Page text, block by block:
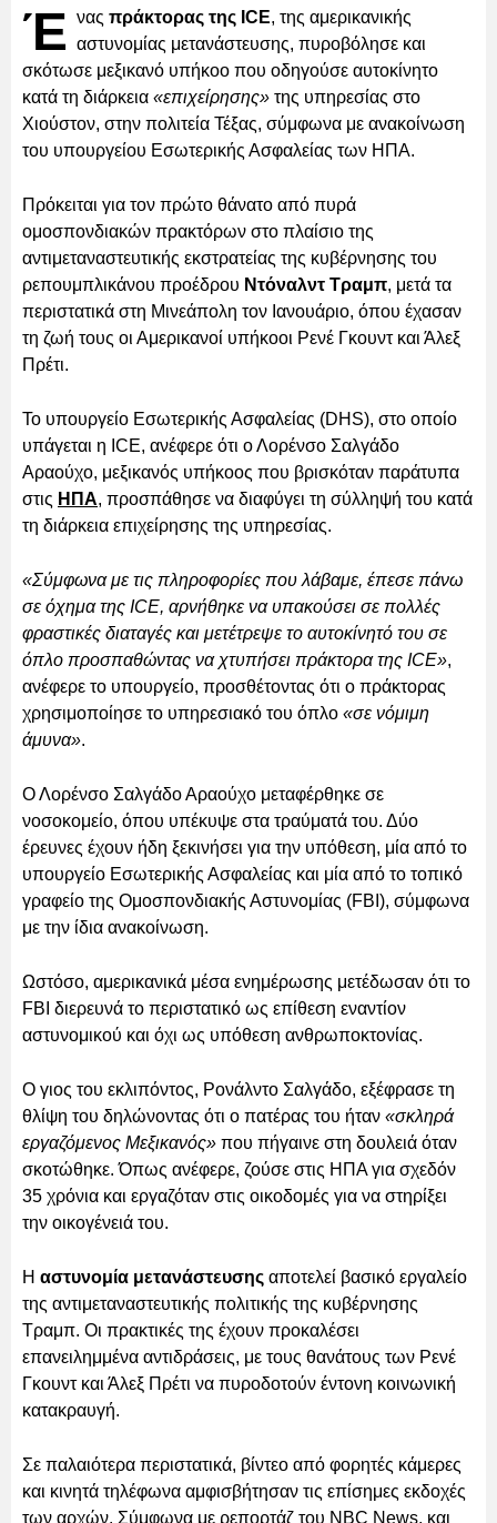
Έ νας πράκτορας της ICE, της αμερικανικής
αστυνομίας μετανάστευσης, πυροβόλησε και
σκότωσε μεξικανό υπήκοο που οδηγούσε αυτοκίνητο
κατά τη διάρκεια «επιχείρησης» της υπηρεσίας στο
Χιούστον, στην πολιτεία Τέξας, σύμφωνα με ανακοίνωση
του υπουργείου Εσωτερικής Ασφαλείας των ΗΠΑ.
Πρόκειται για τον πρώτο θάνατο από πυρά
ομοσπονδιακών πρακτόρων στο πλαίσιο της
αντιμεταναστευτικής εκστρατείας της κυβέρνησης του
ρεπουμπλικάνου προέδρου Ντόναλντ Τραμπ, μετά τα
περιστατικά στη Μινεάπολη τον Ιανουάριο, όπου έχασαν
τη ζωή τους οι Αμερικανοί υπήκοοι Ρενέ Γκουντ και Άλεξ
Πρέτι.
Το υπουργείο Εσωτερικής Ασφαλείας (DHS), στο οποίο
υπάγεται η ICE, ανέφερε ότι ο Λορένσο Σαλγάδο
Αραούχο, μεξικανός υπήκοος που βρισκόταν παράτυπα
στις ΗΠΑ, προσπάθησε να διαφύγει τη σύλληψή του κατά
τη διάρκεια επιχείρησης της υπηρεσίας.
«Σύμφωνα με τις πληροφορίες που λάβαμε, έπεσε πάνω
σε όχημα της ICE, αρνήθηκε να υπακούσει σε πολλές
φραστικές διαταγές και μετέτρεψε το αυτοκίνητό του σε
όπλο προσπαθώντας να χτυπήσει πράκτορα της ICE»,
ανέφερε το υπουργείο, προσθέτοντας ότι ο πράκτορας
χρησιμοποίησε το υπηρεσιακό του όπλο «σε νόμιμη
άμυνα».
Ο Λορένσο Σαλγάδο Αραούχο μεταφέρθηκε σε
νοσοκομείο, όπου υπέκυψε στα τραύματά του. Δύο
έρευνες έχουν ήδη ξεκινήσει για την υπόθεση, μία από το
υπουργείο Εσωτερικής Ασφαλείας και μία από το τοπικό
γραφείο της Ομοσπονδιακής Αστυνομίας (FBI), σύμφωνα
με την ίδια ανακοίνωση.
Ωστόσο, αμερικανικά μέσα ενημέρωσης μετέδωσαν ότι το
FBI διερευνά το περιστατικό ως επίθεση εναντίον
αστυνομικού και όχι ως υπόθεση ανθρωποκτονίας.
Ο γιος του εκλιπόντος, Ρονάλντο Σαλγάδο, εξέφρασε τη
θλίψη του δηλώνοντας ότι ο πατέρας του ήταν «σκληρά
εργαζόμενος Μεξικανός» που πήγαινε στη δουλειά όταν
σκοτώθηκε. Όπως ανέφερε, ζούσε στις ΗΠΑ για σχεδόν
35 χρόνια και εργαζόταν στις οικοδομές για να στηρίξει
την οικογένειά του.
Η αστυνομία μετανάστευσης αποτελεί βασικό εργαλείο
της αντιμεταναστευτικής πολιτικής της κυβέρνησης
Τραμπ. Οι πρακτικές της έχουν προκαλέσει
επανειλημμένα αντιδράσεις, με τους θανάτους των Ρενέ
Γκουντ και Άλεξ Πρέτι να πυροδοτούν έντονη κοινωνική
κατακραυγή.
Σε παλαιότερα περιστατικά, βίντεο από φορητές κάμερες
και κινητά τηλέφωνα αμφισβήτησαν τις επίσημες εκδοχές
των αρχών. Σύμφωνα με ρεπορτάζ του NBC News, και